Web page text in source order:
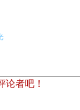
论者吧！